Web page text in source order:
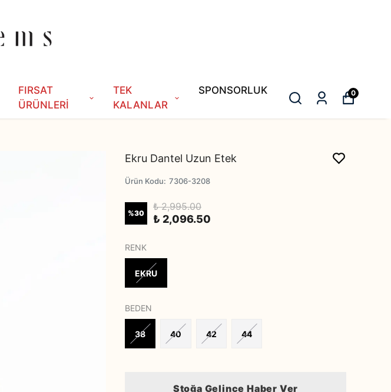
FIRSAT
ÜRÜNLERİ
TEK
KALANLAR
SPONSORLUK 0
Ekru Dantel Uzun Etek
Ürün Kodu: 7306-3208
%30
₺ 2,995.00
₺ 2,096.50
RENK
EKRU
BEDEN
38 40 42 44
Stoğa Gelince Haber Ver